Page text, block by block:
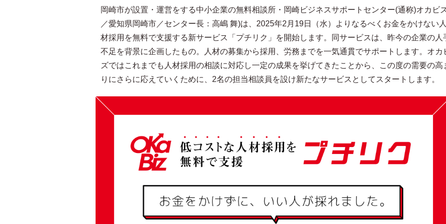
岡崎市が設置・運営をする中小企業の無料相談所・岡崎ビジネスサポートセンター(通称)オカビ
／愛知県岡崎市／センター長：高嶋 舞)は、2025年2月19日（水）よりなるべくお金をかけない
材採用を無料で支援する新サービス「プチリク」を開始します。同サービスは、昨今の企業の人
不足を背景に企画したもの。人材の募集から採用、労務までを一気通貫でサポートします。オカ
ズではこれまでも人材採用の相談に対応し一定の成果を挙げてきたことから、この度の需要の高
りにさらに応えていくために、2名の担当相談員を設け新たなサービスとしてスタートします。